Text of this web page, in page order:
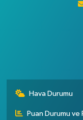
Hava Durumu
Puan Durumu ve